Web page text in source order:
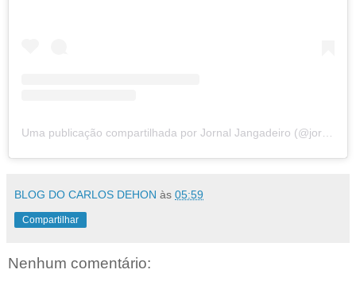
Uma publicação compartilhada por Jornal Jangadeiro (@jornaljangadeiro)
BLOG DO CARLOS DEHON às 05:59
Compartilhar
Nenhum comentário: